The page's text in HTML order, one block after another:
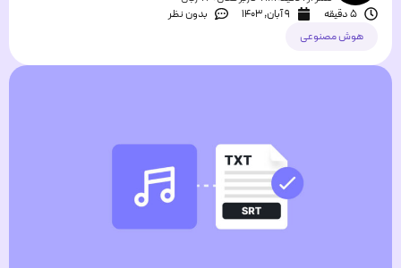
5 دقیقه
۹ آبان, ۱۴۰۳
بدون نظر
هوش مصنوعی